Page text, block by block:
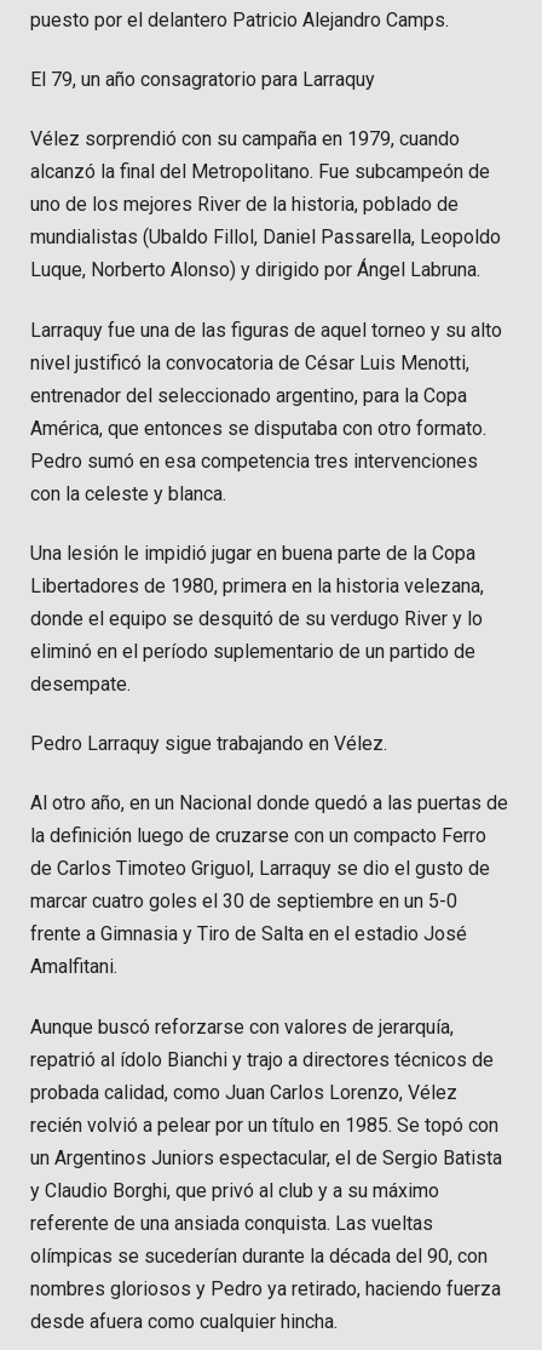
puesto por el delantero Patricio Alejandro Camps.
El 79, un año consagratorio para Larraquy
Vélez sorprendió con su campaña en 1979, cuando
alcanzó la final del Metropolitano. Fue subcampeón de
uno de los mejores River de la historia, poblado de
mundialistas (Ubaldo Fillol, Daniel Passarella, Leopoldo
Luque, Norberto Alonso) y dirigido por Ángel Labruna.
Larraquy fue una de las figuras de aquel torneo y su alto
nivel justificó la convocatoria de César Luis Menotti,
entrenador del seleccionado argentino, para la Copa
América, que entonces se disputaba con otro formato.
Pedro sumó en esa competencia tres intervenciones
con la celeste y blanca.
Una lesión le impidió jugar en buena parte de la Copa
Libertadores de 1980, primera en la historia velezana,
donde el equipo se desquitó de su verdugo River y lo
eliminó en el período suplementario de un partido de
desempate.
Pedro Larraquy sigue trabajando en Vélez.
Al otro año, en un Nacional donde quedó a las puertas de
la definición luego de cruzarse con un compacto Ferro
de Carlos Timoteo Griguol, Larraquy se dio el gusto de
marcar cuatro goles el 30 de septiembre en un 5-0
frente a Gimnasia y Tiro de Salta en el estadio José
Amalfitani.
Aunque buscó reforzarse con valores de jerarquía,
repatrió al ídolo Bianchi y trajo a directores técnicos de
probada calidad, como Juan Carlos Lorenzo, Vélez
recién volvió a pelear por un título en 1985. Se topó con
un Argentinos Juniors espectacular, el de Sergio Batista
y Claudio Borghi, que privó al club y a su máximo
referente de una ansiada conquista. Las vueltas
olímpicas se sucederían durante la década del 90, con
nombres gloriosos y Pedro ya retirado, haciendo fuerza
desde afuera como cualquier hincha.